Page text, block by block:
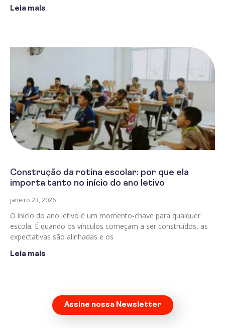
Leia mais
Construção da rotina escolar: por que ela
importa tanto no início do ano letivo
janeiro 23, 2026
O início do ano letivo é um momento-chave para qualquer
escola. É quando os vínculos começam a ser construídos, as
expectativas são alinhadas e os
Leia mais
Assine nossa Newsletter